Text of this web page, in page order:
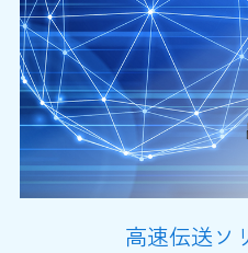
高速伝送ソ